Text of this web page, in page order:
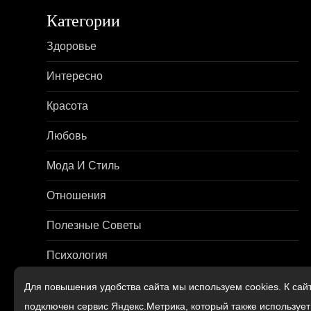
а
ц
и
я
п
о
з
а
п
Категории
Здоровье
Интересно
Красота
Любовь
Мода И Стиль
Отношения
Полезные Советы
Психология
Путешествия
Для повышения удобства сайта мы используем cookies. К
подключен сервис Яндекс.Метрика, который также